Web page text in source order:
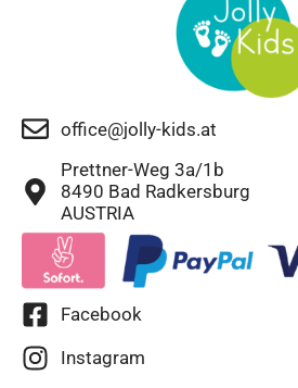
office@jolly-kids.at
Prettner-Weg 3a/1b
8490 Bad Radkersburg
AUSTRIA
Facebook
Instagram